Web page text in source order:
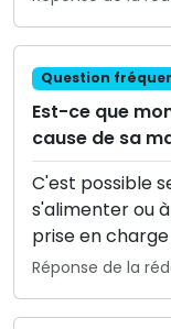
Question
Est-ce que
cause de sa
C'est possible
s'alimenter ou
prise en
Réponse de la